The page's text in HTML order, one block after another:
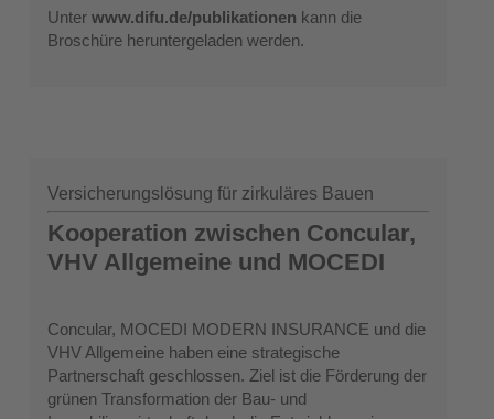
Unterwww.difu.de/publikationen kann die
Broschüre heruntergeladen werden.
Versicherungslösung für zirkuläres Bauen
Kooperation zwischen Concular,
VHV Allgemeine und MOCEDI
Concular, MOCEDI MODERN INSURANCE und die
VHV Allgemeine haben eine strategische
Partnerschaft geschlossen. Ziel ist die Förderung der
grünen Transformation der Bau- und